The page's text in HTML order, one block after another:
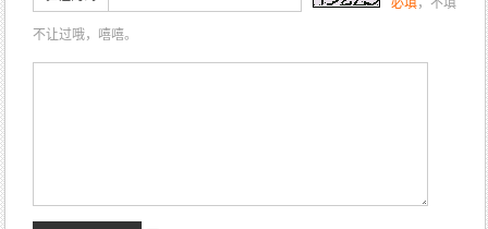
不让过哦，嘻嘻。